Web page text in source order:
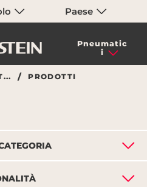
Paese
Pneumatic
i
PRODOTTI